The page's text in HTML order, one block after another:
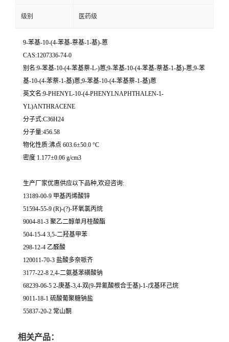
级别 医药级
9-苯基-10-(4-苯基-萘基-1-基)-蒽
CAS:1207336-74-0
别名:9-苯基-10-(4-苯基萘-L-)蒽;9-苯基-10-(4-苯基-萘基-1-基)-蒽;9-苯
基-10-(4-苯萘-1-基)蒽;9-苯基-10-(4-苯基萘-1-基)蒽
英文名:9-PHENYL-10-(4-PHENYLNAPHTHALEN-1-
YL)ANTHRACENE
分子式:C36H24
分子量:456.58
物化性质:沸点 603.6±50.0 °C
密度 1.177±0.06 g/cm3
生产厂家优惠供应以下品种,欢迎咨询:
13189-00-9 甲基丙烯酸锌
51594-55-9 (R)-(?)-环氧氯丙烷
9004-81-3 聚乙二醇单月桂酸酯
504-15-4 3,5-二羟基甲苯
298-12-4 乙醛酸
120011-70-3 盐酸多奈哌齐
3177-22-8 2,4-二氨基苯磺酸钠
68239-06-5 2-庚基-3,4-双(9-异氰酸根合壬基)-1-戊基环己烷
9011-18-1 硫酸葡聚糖钠盐
55837-20-2 常山酮
相关产品：